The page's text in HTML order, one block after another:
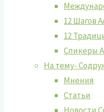
12 Шагов
12
Спикеры
На тему-
Мнения
Статьи